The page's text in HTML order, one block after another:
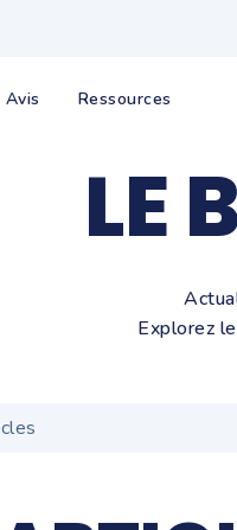
Avis Ressources
LE
Explorez